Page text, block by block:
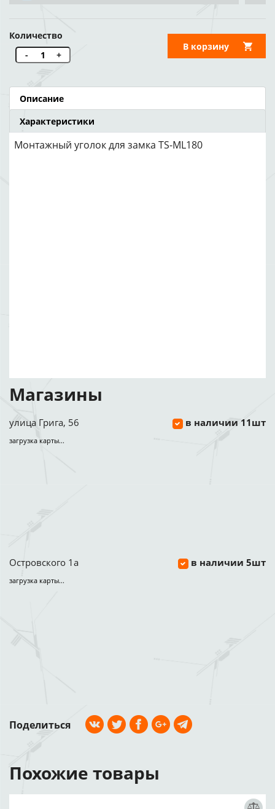
Количество
-
+
В корзину
Описание
Характеристики
Монтажный уголок для замка TS-ML180
Магазины
улица Грига, 56 в наличии 11шт
загрузка карты...
Островского 1а в наличии 5шт
загрузка карты...
Поделиться
Похожие товары